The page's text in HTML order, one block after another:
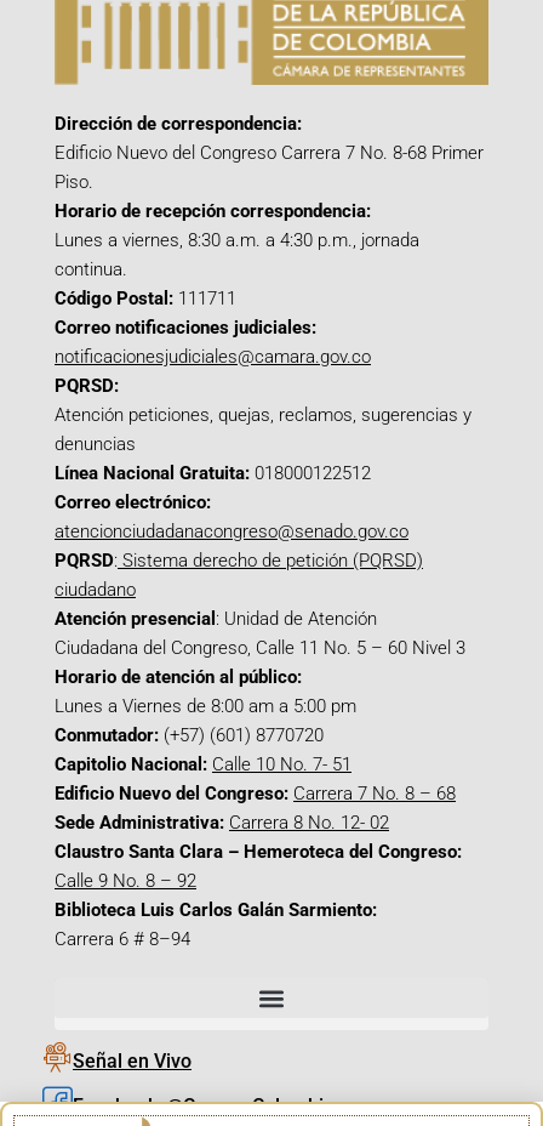
Dirección de correspondencia:
Edificio Nuevo del Congreso Carrera 7 No. 8-68 Primer
Piso.
Horario de recepción correspondencia:
Lunes a viernes, 8:30 a.m. a 4:30 p.m., jornada
continua.
Código Postal: 111711
Correo notificaciones judiciales:
notificacionesjudiciales@camara.gov.co
PQRSD:
Atención peticiones, quejas, reclamos, sugerencias y
denuncias
Línea Nacional Gratuita: 018000122512
Correo electrónico:
atencionciudadanacongreso@senado.gov.co
PQRSD: Sistema derecho de petición (PQRSD)
ciudadano
Atención presencial : Unidad de Atención
Ciudadana del Congreso, Calle 11 No. 5 – 60 Nivel 3
Horario de atención al público:
Lunes a Viernes de 8:00 am a 5:00 pm
Conmutador: (+57) (601) 8770720
Capitolio Nacional: Calle 10 No. 7- 51
Edificio Nuevo del Congreso: Carrera 7 No. 8 – 68
Sede Administrativa: Carrera 8 No. 12- 02
Claustro Santa Clara – Hemeroteca del Congreso:
Calle 9 No. 8 – 92
Biblioteca Luis Carlos Galán Sarmiento:
Carrera 6 # 8–94
Señal en Vivo
Facebook_@CamaraColombia